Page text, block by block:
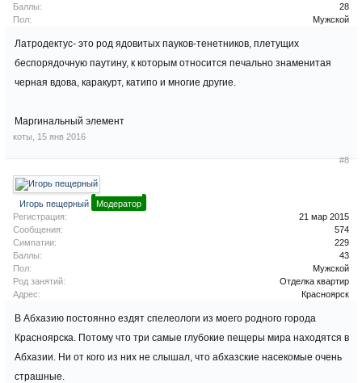
Баллы:
28
Пол:
Мужской
Латродектус- это род ядовитых пауков-тенетников, плетущих
беспорядочную паутину, к которым относится печально знаменитая
черная вдова, каракурт, катипо и многие другие.
Маргинальный элемент
коты 15 янв 2016
#8
Игорь пещерный
Модератор
Регистрация:
21 мар 2015
Сообщения:
574
Симпатии:
229
Баллы:
43
Пол:
Мужской
Род занятий:
Отделка квартир
Адрес:
Красноярск
В Абхазию постоянно ездят спелеологи из моего родного города
Красноярска. Потому что три самые глубокие пещеры мира находятся в
Абхазии. Ни от кого из них не слышал, что абхазские насекомые очень
страшные.